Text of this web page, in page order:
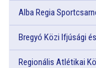
Alba Regia
Bregyó Közi Ifjúsági
Regionális Atlétikai